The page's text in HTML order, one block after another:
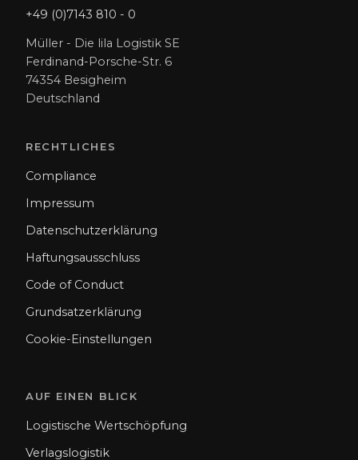
+49 (0)7143 810 - 0
Müller - Die lila Logistik SE
Ferdinand-Porsche-Str. 6
74354 Besigheim
Deutschland
RECHTLICHES
Compliance
Impressum
Datenschutzerklärung
Haftungsausschluss
Code of Conduct
Grundsatzerklärung
Cookie-Einstellungen
AUF EINEN BLICK
Logistische Wertschöpfung
Verlagslogistik